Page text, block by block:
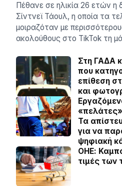
Πέθανε σε ηλικία 26 ετών η
Σίντνεϊ Τάουλ, η οποία τα
μοιραζόταν με
ακολούθους στο TikTok τη
Στη ΓΑΔΑ
που
επίθεση
και
Τα
για να
ψηφιακή
ΟΗΕ:
τιμές των